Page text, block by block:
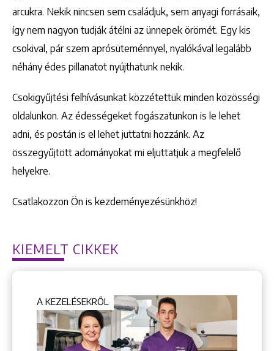
arcukra. Nekik nincsen sem családjuk, sem anyagi forrásaik,
így nem nagyon tudják átélni az ünnepek örömét. Egy kis
csokival, pár szem aprósüteménnyel, nyalókával legalább
néhány édes pillanatot nyújthatunk nekik.
Csokigyűjtési felhívásunkat közzétettük minden közösségi
oldalunkon. Az édességeket fogászatunkon is le lehet
adni, és postán is el lehet juttatni hozzánk. Az
összegyűjtött adományokat mi eljuttatjuk a megfelelő
helyekre.
Csatlakozzon Ön is kezdeményezésünkhöz!
KIEMELT CIKKEK
A KEZELÉSEKRŐL